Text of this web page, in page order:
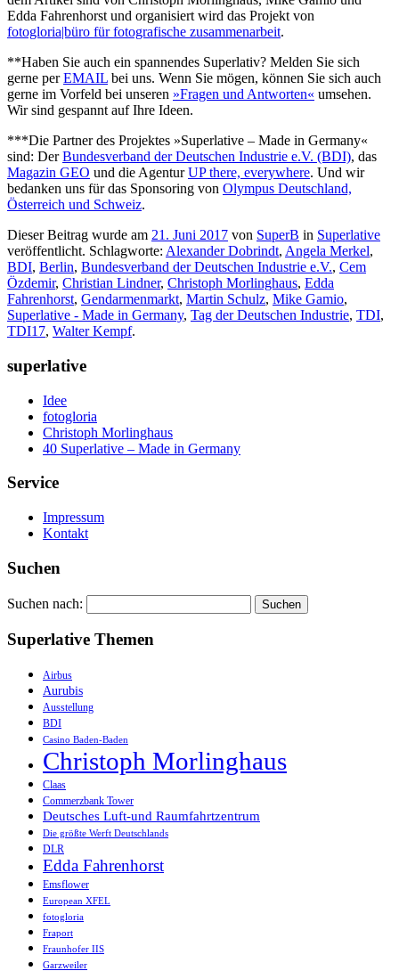
Edda Fahrenhorst und organisiert wird das Projekt von
fotogloria|büro für fotografische zusammenarbeit.
**Haben Sie auch ein spannendes Superlativ? Melden Sie sich
gerne perEMAIL bei uns. Wenn Sie mögen, können Sie sich auch
gerne im Vorfeld bei unseren »Fragen und Antworten« umsehen.
Wir sind gespannt auf Ihre Ideen.
***Die Partner des Projektes »Superlative – Made in Germany«
sind: DerBundesverband der Deutschen Industrie e.V. (BDI), das
Magazin GEO und die AgenturUP there, everywhere. Und wir
bedanken uns für das Sponsoring von Olympus Deutschland,
Österreich und Schweiz.
Dieser Beitrag wurde am 21. Juni 2017 von SuperB in Superlative
veröffentlicht. Schlagworte: Alexander Dobrindt, Angela Merkel,
BDI, Berlin, Bundesverband der Deutschen Industrie e.V., Cem
Özdemir, Christian Lindner, Christoph Morlinghaus, Edda
Fahrenhorst, Gendarmenmarkt, Martin Schulz, Mike Gamio,
Superlative - Made in Germany, Tag der Deutschen Industrie, TDI,
TDI17, Walter Kempf.
superlative
Idee
fotogloria
Christoph Morlinghaus
40 Superlative – Made in Germany
Service
Impressum
Kontakt
Suchen
Suchen nach:
Superlative Themen
Airbus
Aurubis
Ausstellung
BDI
Casino Baden-Baden
Christoph Morlinghaus
Claas
Commerzbank Tower
Deutsches Luft-und Raumfahrtzentrum
Die größte Werft Deutschlands
DLR
Edda Fahrenhorst
Emsflower
European XFEL
fotogloria
Fraport
Fraunhofer IIS
Garzweiler